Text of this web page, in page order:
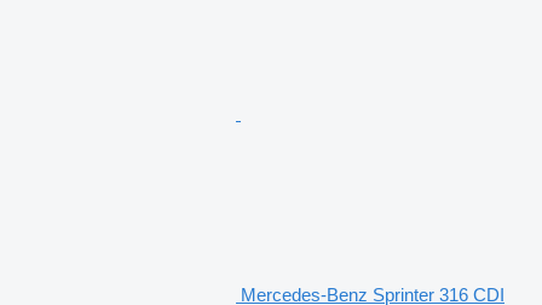
Mercedes-Benz Sprinter 316 CDI